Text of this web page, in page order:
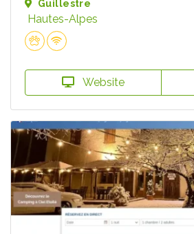
Guillestre
Hautes-Alpes
Website